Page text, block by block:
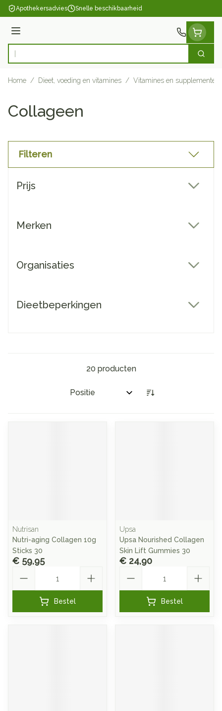
Ga naar de inhoud
Apothekersadvies Snelle beschikbaarheid
Menu
Product, merk, categorie... Zoek
Home / Dieet, voeding en vitamines / Vitamines en supplementen
Collageen
Filteren
Prijs
Merken
Organisaties
Dieetbeperkingen
20 producten
Sorteer op:
Nutrisan
Nutri-aging Collagen 10g
Sticks 30
€ 59,95
Bestel
Upsa
Upsa Nourished Collagen
Skin Lift Gummies 30
€ 24,90
Bestel